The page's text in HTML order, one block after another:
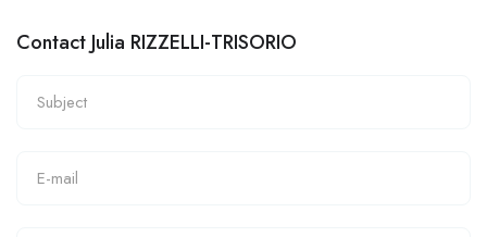
Contact Julia RIZZELLI-TRISORIO